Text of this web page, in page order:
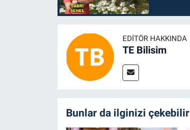
EDITÖR HAKKINDA
TE Bilisim
Bunlar da ilginizi çekebilir